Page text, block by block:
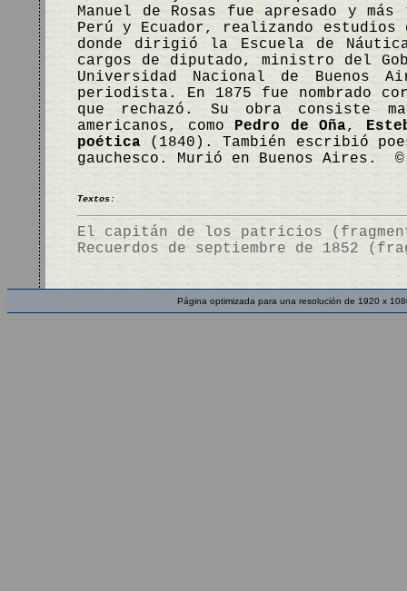
Manuel de Rosas fue apresado y
Perú y Ecuador, realizando
donde dirigió la Escuela de
cargos de diputado, ministro del
Universidad Nacional de Buenos
periodista. En 1875 fue nombrado
que rechazó. Su obra consiste
americanos, comoPedro de Oña,
poética (1840). También escribió
gauchesco. Murió en Buenos Aires.
Textos:
El capitán de los patricios
Recuerdos de septiembre de 1852
Página optimizada para una resolución de 1920 x